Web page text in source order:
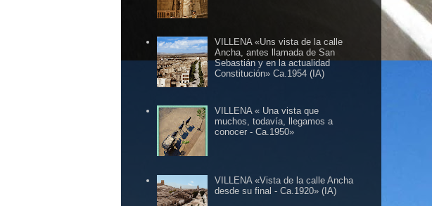
VILLENA «Uns vista de la calle
Ancha, antes llamada de San
Sebastián y en la actualidad
Constitución» Ca.1954 (IA)
VILLENA « Una vista que
muchos, todavía, llegamos a
conocer - Ca.1950»
VILLENA «Vista de la calle Ancha
desde su final - Ca.1920» (IA)